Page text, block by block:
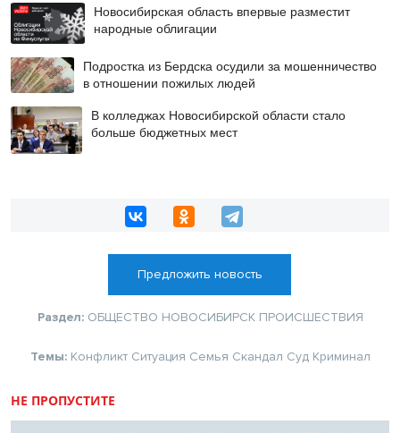
Новосибирская область впервые разместит
народные облигации
Подростка из Бердска осудили за мошенничество
в отношении пожилых людей
В колледжах Новосибирской области стало
больше бюджетных мест
Предложить новость
Раздел: ОБЩЕСТВО НОВОСИБИРСК ПРОИСШЕСТВИЯ
Темы: Конфликт Ситуация Семья Скандал Суд Криминал
НЕ ПРОПУСТИТЕ